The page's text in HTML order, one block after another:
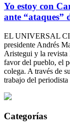
Yo estoy con
ante “ataques”
EL UNIVERSAL
presidente Andrés
Aristegui y la revista
favor del pueblo, el
colega. A través de
trabajo del
Categorías